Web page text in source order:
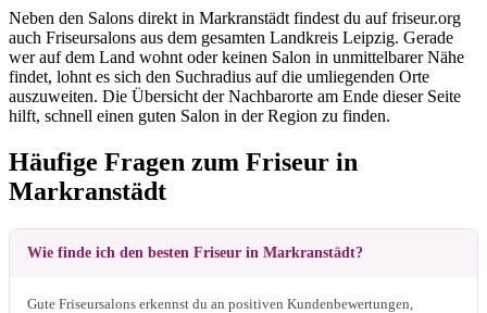
Neben den Salons direkt in Markranstädt findest du auf friseur.org
auch Friseursalons aus dem gesamten Landkreis Leipzig. Gerade
wer auf dem Land wohnt oder keinen Salon in unmittelbarer Nähe
findet, lohnt es sich den Suchradius auf die umliegenden Orte
auszuweiten. Die Übersicht der Nachbarorte am Ende dieser Seite
hilft, schnell einen guten Salon in der Region zu finden.
Häufige Fragen zum Friseur in
Markranstädt
Wie finde ich den besten Friseur in Markranstädt?
Gute Friseursalons erkennst du an positiven Kundenbewertungen,